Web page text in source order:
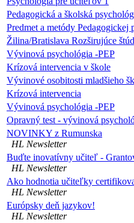
Pedagogická a školská
Predmet a metódy Pedagogickej
Žilina/Bratislava Rozširujúce
Vývinová psychológia -PEP
Krízová intervencia v škole
Vývinové osobitosti mladšieho
Krízová intervencia
Vývinová psychológia -PEP
Opravný test - vývinová
NOVINKY z Rumunska
HL Newsletter
Buďte inovatívny učiteľ -
HL Newsletter
Ako hodnotia učiteľky
HL Newsletter
Európsky deň jazykov!
HL Newsletter